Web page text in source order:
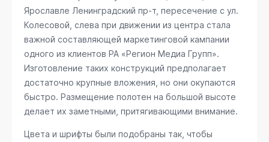
Ярославле Ленинградский пр-т, пересечение с ул.
Колесовой, слева при движении из центра стала
важной составляющей маркетинговой кампании
одного из клиентов РА «Регион Медиа Групп».
Изготовление таких конструкций предполагает
достаточно крупные вложения, но они окупаются
быстро. Размещение полотен на большой высоте
делает их заметными, притягивающими внимание.
Цвета и шрифты были подобраны так, чтобы